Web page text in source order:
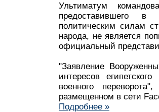
Ультиматум
предоставившего
политическим силам
народа, не является
официальный
"Заявление
интересов
военного
размещенном в сети
Подробнее »